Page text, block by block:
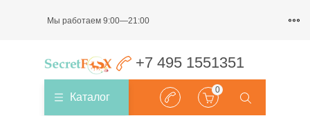
Мы работаем 9:00—21:00
+7 495 1551351
Каталог
0